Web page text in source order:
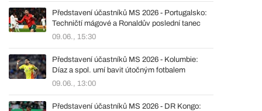
Představení účastníků MS 2026 - Portugalsko:
Techničtí mágové a Ronaldův poslední tanec
09.06., 15:30
Představení účastníků MS 2026 - Kolumbie:
Díaz a spol. umí bavit útočným fotbalem
09.06., 13:00
Představení účastníků MS 2026 - DR Kongo: